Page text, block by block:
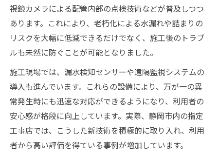
配管工の実績が評価される静岡市の現状
高度な技術を持つ配管工の施工事例紹介
静岡市で配管工が求められる理由とは
配管工の技術力向上を支える教育と資格
地元配管工の実力を知るための比較ポイン
ト
指定工事店から学ぶ配管工選定のポイント
配管工選定で重視したい指定工事店の強み
静岡市水道局指定工事店の選び方ガイド
視鏡カメラによる配管内部の点検技術などが普及しつつ
あります。これにより、老朽化による水漏れや詰まりの
リスクを大幅に低減できるだけでなく、施工後のトラブ
ルも未然に防ぐことが可能となりました。
施工現場では、漏水検知センサーや遠隔監視システムの
導入も進んでいます。これらの設備により、万が一の異
常発生時にも迅速な対応ができるようになり、利用者の
安心感が格段に向上しています。実際、静岡市内の指定
工事店では、こうした新技術を積極的に取り入れ、利用
者から高い評価を得ている事例が増加しています。